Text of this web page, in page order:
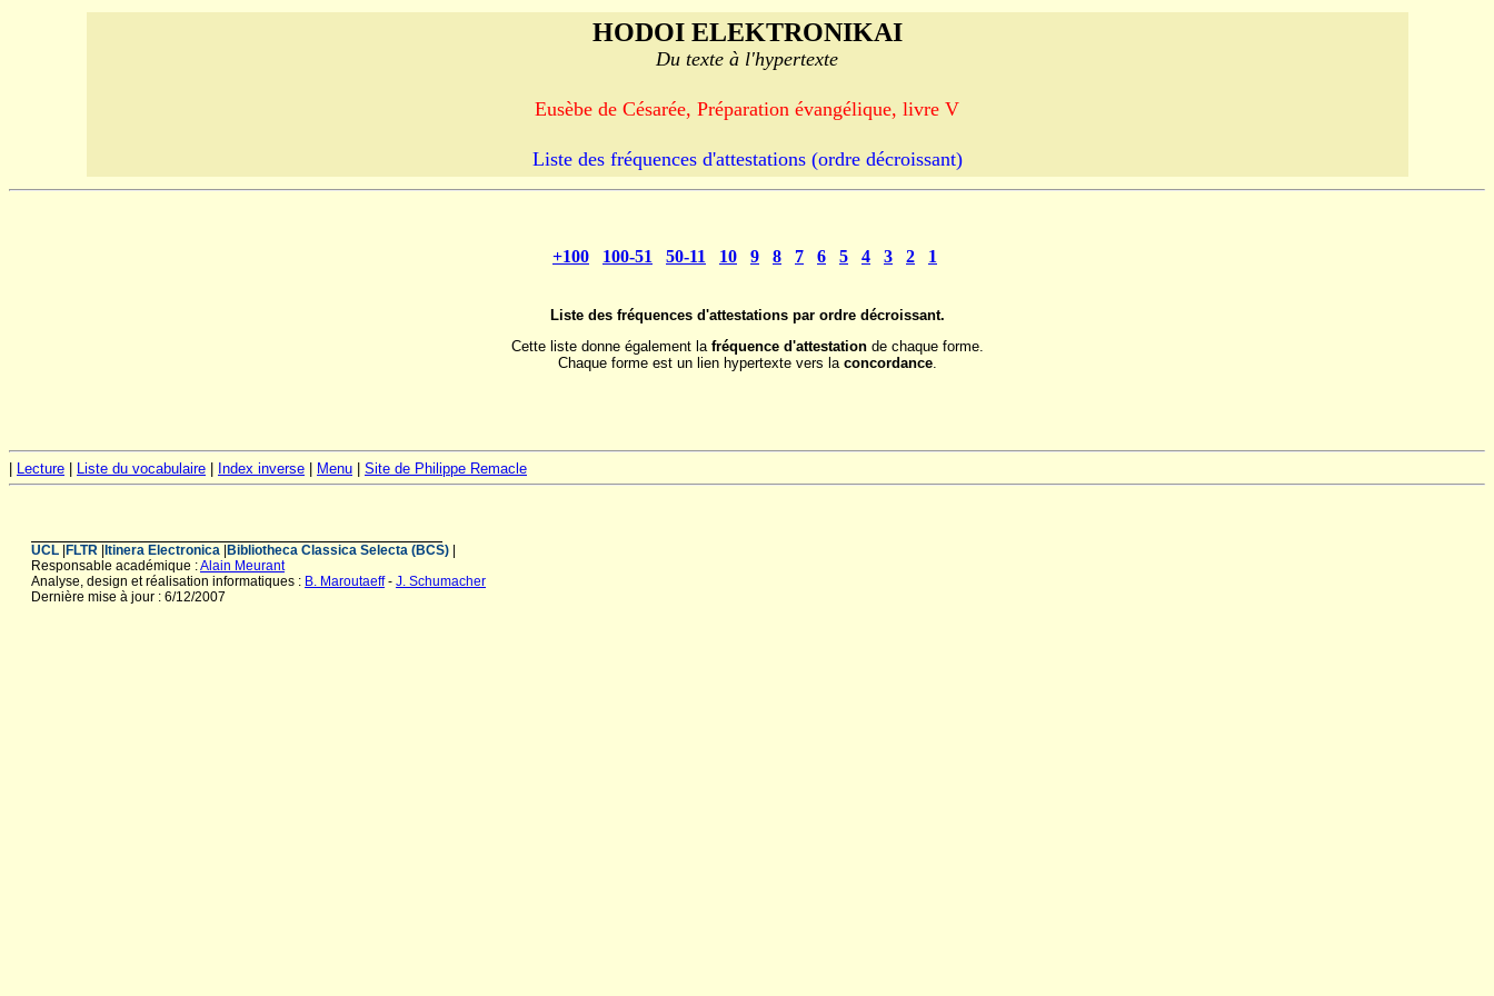
HODOI ELEKTRONIKAI
Du texte à l'hypertexte
Eusèbe de Césarée, Préparation évangélique, livre V
Liste des fréquences d'attestations (ordre décroissant)
+100 100-51 50-11 10 9 8 7 6 5 4 3 2 1
Liste des fréquences d'attestations par ordre décroissant.
Cette liste donne également la fréquence d'attestationde chaque forme.
Chaque forme est un lien hypertexte vers la concordance.
| Lecture | Liste du vocabulaire | Index inverse | Menu | Site de Philippe Remacle
UCL |FLTR |Itinera Electronica |Bibliotheca Classica Selecta (BCS) |
Responsable académique :Alain Meurant
Analyse, design et réalisation informatiques : B. Maroutaeff- J. Schumacher
Dernière mise à jour : 6/12/2007